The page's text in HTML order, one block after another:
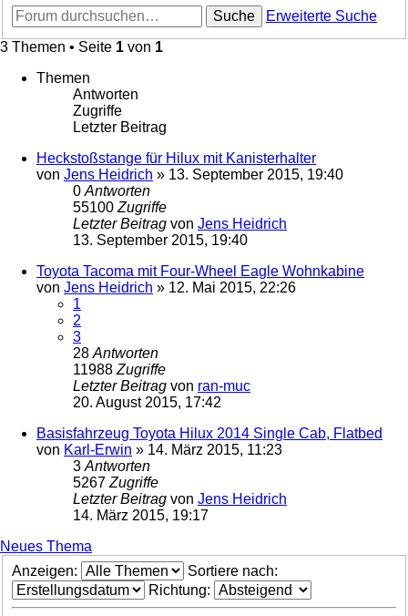
Suche
Erweiterte Suche
3 Themen • Seite 1 von 1
Themen
Antworten
Zugriffe
Letzter Beitrag
Heckstoßstange für Hilux mit Kanisterhalter
von Jens Heidrich » 13. September 2015, 19:40
0 Antworten
55100 Zugriffe
Letzter Beitrag von Jens Heidrich
13. September 2015, 19:40
Toyota Tacoma mit Four-Wheel Eagle Wohnkabine
von Jens Heidrich » 12. Mai 2015, 22:26
1
2
3
28 Antworten
11988 Zugriffe
Letzter Beitrag von ran-muc
20. August 2015, 17:42
Basisfahrzeug Toyota Hilux 2014 Single Cab, Flatbed
von Karl-Erwin » 14. März 2015, 11:23
3 Antworten
5267 Zugriffe
Letzter Beitrag von Jens Heidrich
14. März 2015, 19:17
Neues Thema
Anzeigen:
Sortiere nach:
Richtung: